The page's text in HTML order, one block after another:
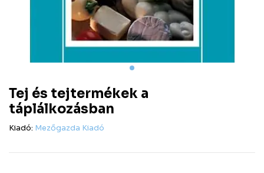
Tej és tejtermékek a
táplálkozásban
Kiadó: Mezőgazda Kiadó